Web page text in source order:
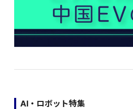
AI・ロボット特集